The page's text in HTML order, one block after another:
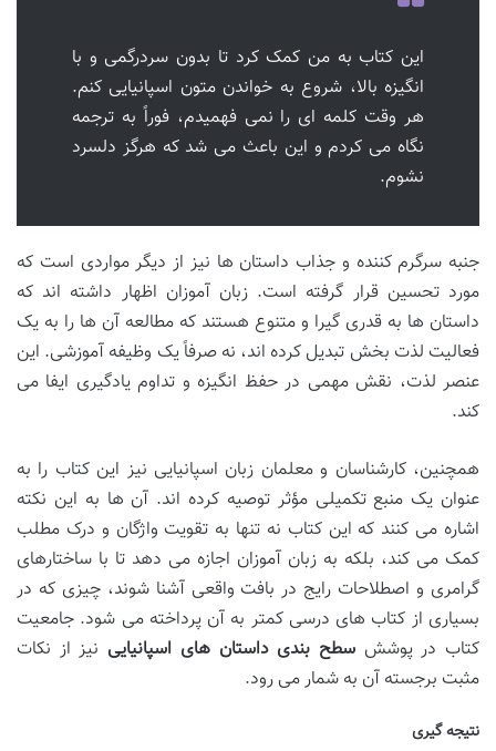
این کتاب به من کمک کرد تا بدون سردرگمی و با
انگیزه بالا، شروع به خواندن متون اسپانیایی کنم.
هر وقت کلمه ای را نمی فهمیدم، فوراً به ترجمه
نگاه می کردم و این باعث می شد که هرگز دلسرد
نشوم.
جنبه سرگرم کننده و جذاب داستان ها نیز از دیگر مواردی است که
مورد تحسین قرار گرفته است. زبان آموزان اظهار داشته اند که
داستان ها به قدری گیرا و متنوع هستند که مطالعه آن ها را به یک
فعالیت لذت بخش تبدیل کرده اند، نه صرفاً یک وظیفه آموزشی. این
عنصر لذت، نقش مهمی در حفظ انگیزه و تداوم یادگیری ایفا می
کند.
همچنین، کارشناسان و معلمان زبان اسپانیایی نیز این کتاب را به
عنوان یک منبع تکمیلی مؤثر توصیه کرده اند. آن ها به این نکته
اشاره می کنند که این کتاب نه تنها به تقویت واژگان و درک مطلب
کمک می کند، بلکه به زبان آموزان اجازه می دهد تا با ساختارهای
گرامری و اصطلاحات رایج در بافت واقعی آشنا شوند، چیزی که در
بسیاری از کتاب های درسی کمتر به آن پرداخته می شود. جامعیت
کتاب در پوششسطح بندی داستان های اسپانیایی نیز از نکات
مثبت برجسته آن به شمار می رود.
نتیجه گیری